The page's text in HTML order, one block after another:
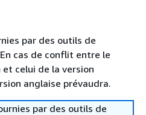
par des outils de
cas de conflit entre le
celui de la version
anglaise prévaudra.
par des outils de